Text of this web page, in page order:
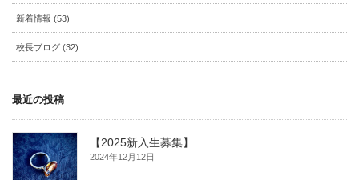
新着情報 (53)
校長ブログ (32)
最近の投稿
【2025新入生募集】
2024年12月12日